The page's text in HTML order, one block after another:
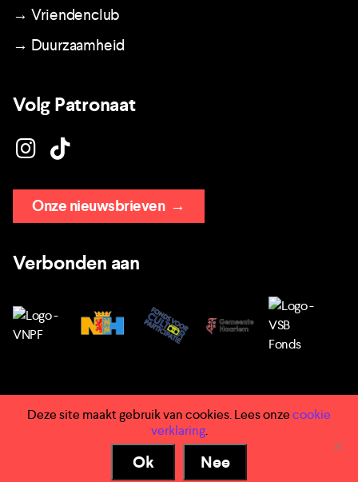
→ Vriendenclub
→ Duurzaamheid
Volg Patronaat
Onze nieuwsbrieven→
Verbonden aan
Deze site maakt gebruik van cookies. Lees onzecookie
verklaring.
Ok Nee